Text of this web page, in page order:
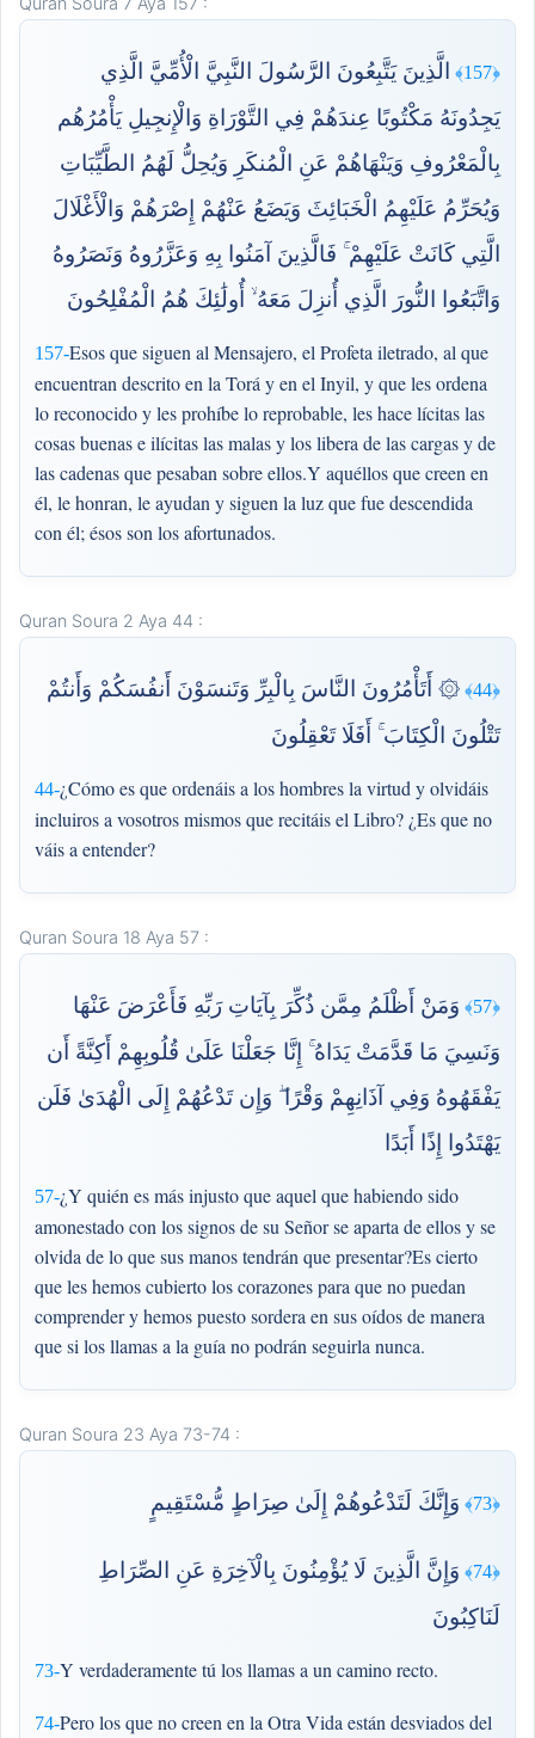
﴿157﴾
الَّذِينَ يَتَّبِعُونَ الرَّسُولَ النَّبِيَّ الْأُمِّيَّ الَّذِي
يَجِدُونَهُ مَكْتُوبًا عِندَهُمْ فِي التَّوْرَاةِ وَالْإِنجِيلِ يَأْمُرُهُم
بِالْمَعْرُوفِ وَيَنْهَاهُمْ عَنِ الْمُنكَرِ وَيُحِلُّ لَهُمُ الطَّيِّبَاتِ
وَيُحَرِّمُ عَلَيْهِمُ الْخَبَائِثَ وَيَضَعُ عَنْهُمْ إِصْرَهُمْ وَالْأَغْلَالَ
الَّتِي كَانَتْ عَلَيْهِمْ ۚ فَالَّذِينَ آمَنُوا بِهِ وَعَزَّرُوهُ وَنَصَرُوهُ
وَاتَّبَعُوا النُّورَ الَّذِي أُنزِلَ مَعَهُ ۙ أُولَٰئِكَ هُمُ الْمُفْلِحُونَ
157-Esos que siguen al Mensajero, el Profeta iletrado, al que
encuentran descrito en la Torá y en el Inyil, y que les ordena
lo reconocido y les prohíbe lo reprobable, les hace lícitas las
cosas buenas e ilícitas las malas y los libera de las cargas y de
las cadenas que pesaban sobre ellos.Y aquéllos que creen en
él, le honran, le ayudan y siguen la luz que fue descendida
con él; ésos son los afortunados.
Quran Soura 2 Aya 44 :
﴿44﴾
۞ أَتَأْمُرُونَ النَّاسَ بِالْبِرِّ وَتَنسَوْنَ أَنفُسَكُمْ وَأَنتُمْ
تَتْلُونَ الْكِتَابَ ۚ أَفَلَا تَعْقِلُونَ
44-¿Cómo es que ordenáis a los hombres la virtud y olvidáis
incluiros a vosotros mismos que recitáis el Libro? ¿Es que no
váis a entender?
Quran Soura 18 Aya 57 :
﴿57﴾
وَمَنْ أَظْلَمُ مِمَّن ذُكِّرَ بِآيَاتِ رَبِّهِ فَأَعْرَضَ عَنْهَا
وَنَسِيَ مَا قَدَّمَتْ يَدَاهُ ۚ إِنَّا جَعَلْنَا عَلَىٰ قُلُوبِهِمْ أَكِنَّةً أَن
يَفْقَهُوهُ وَفِي آذَانِهِمْ وَقْرًا ۖ وَإِن تَدْعُهُمْ إِلَى الْهُدَىٰ فَلَن
يَهْتَدُوا إِذًا أَبَدًا
57-¿Y quién es más injusto que aquel que habiendo sido
amonestado con los signos de su Señor se aparta de ellos y se
olvida de lo que sus manos tendrán que presentar?Es cierto
que les hemos cubierto los corazones para que no puedan
comprender y hemos puesto sordera en sus oídos de manera
que si los llamas a la guía no podrán seguirla nunca.
Quran Soura 23 Aya 73-74 :
﴿73﴾ وَإِنَّكَ لَتَدْعُوهُمْ إِلَىٰ صِرَاطٍ مُّسْتَقِيمٍ
73-Y verdaderamente tú los llamas a un camino recto.
﴿74﴾
وَإِنَّ الَّذِينَ لَا يُؤْمِنُونَ بِالْآخِرَةِ عَنِ الصِّرَاطِ
لَنَاكِبُونَ
74-Pero los que no creen en la Otra Vida están desviados del